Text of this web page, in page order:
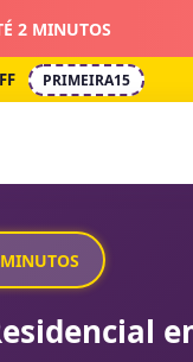
2 MINUTOS
PRIMEIRA15